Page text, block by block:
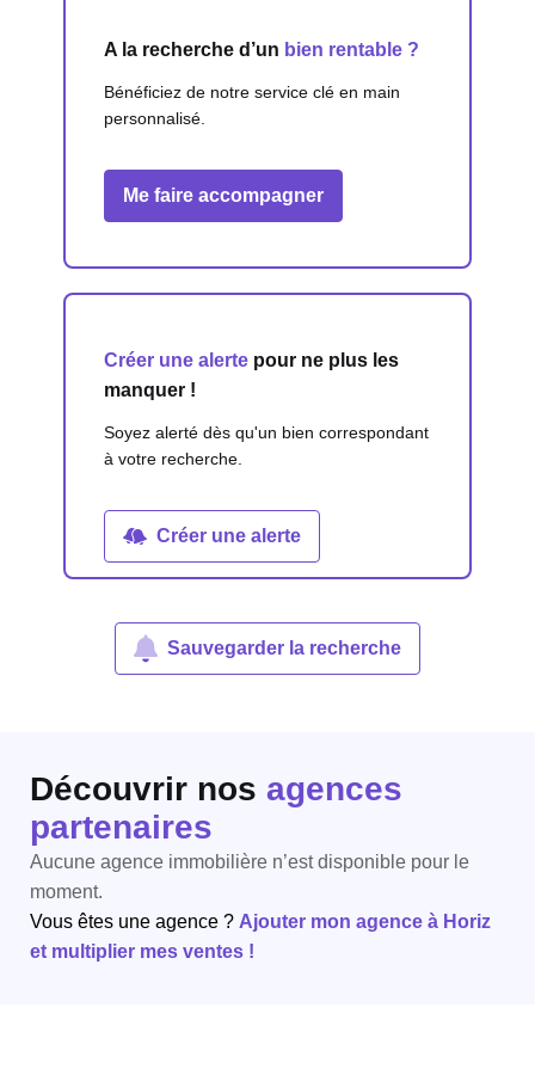
A la recherche d’un bien rentable ?
Bénéficiez de notre service clé en main
personnalisé.
Me faire accompagner
Créer une alerte pour ne plus les
manquer !
Soyez alerté dès qu'un bien correspondant
à votre recherche.
Créer une alerte
Sauvegarder la recherche
Découvrir nos agences
partenaires
Aucune agence immobilière n’est disponible pour le
moment.
Vous êtes une agence ? Ajouter mon agence à Horiz
et multiplier mes ventes !